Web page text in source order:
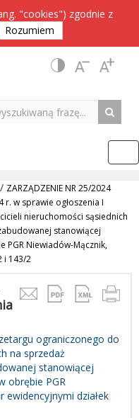
"cookies") zgodnie z
Rozumiem
ZARZĄDZENIE NR 25/2024
r. w sprawie ogłoszenia I
nieruchomości sąsiednich
stanowiącej
PGR Niewiadów-Mącznik,
i 143/2
ograniczonego do
na sprzedaż
stanowiącej
obrębie PGR
działek